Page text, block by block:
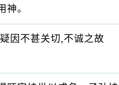
神。
因不甚关切,不诚之故